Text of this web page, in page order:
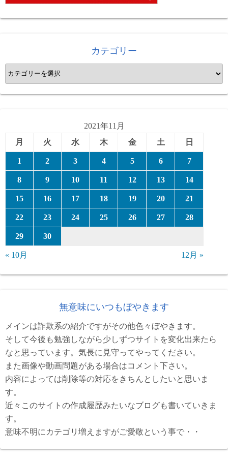
カテゴリー
カ
テ
ゴ
2021年11月
月
火 水 木 金 土 日
1 2 3 4 5 6 7
8 9 10 11 12 13 14
15 16 17 18 19 20 21
22 23 24 25 26 27 28
29 30
« 10月 12月 »
無意味にいつもぼやきます
メインは詐欺系の紹介ですがその他色々ぼやきます。
そして今後も勉強しながら少しずつサイトを変化出来たら
なと思っています。気長に見守ってやってください。
また画像や動画問題がある場合はコメント下さい。
内容によっては削除等の対応をきちんとしたいと思いま
す。
近々このサイトの作成履歴みたいなブログも書いていきま
す。
意味不明にカテゴリ増えますがご愛敬という事で・・